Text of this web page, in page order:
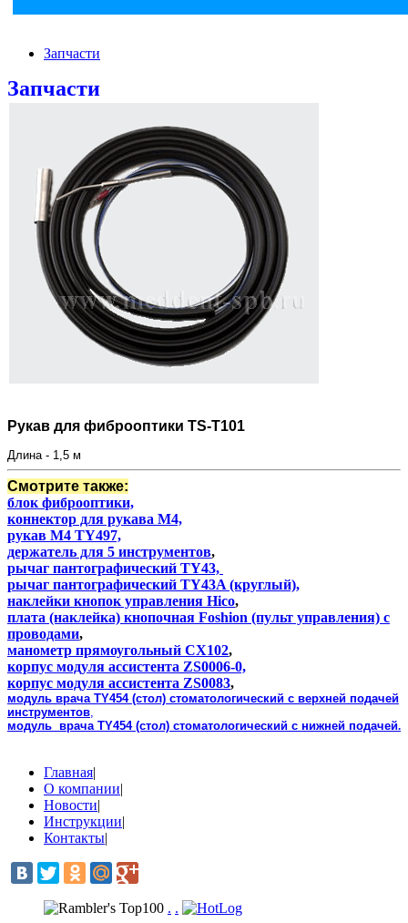
Запчасти
Запчасти
Рукав для фиброоптики TS-T101
Длина - 1,5 м
Смотрите также:
блок фиброоптики,
коннектор для рукава М4,
рукав М4 TY497,
держатель для 5 инструментов,
рычаг пантографический TY43,
рычаг пантографический TY43A (круглый),
наклейки кнопок управления Hico,
плата (наклейка) кнопочная Foshion (пульт управления) с
проводами,
манометр прямоугольный CX102,
корпус модуля ассистента ZS0006-0,
корпус модуля ассистента ZS0083,
модуль врача TY454 (стол) стоматологический с верхней подачей
инструментов,
модуль врача TY454 (стол) стоматологический с нижней подачей.
Главная|
О компании|
Новости|
Инструкции|
Контакты|
. .